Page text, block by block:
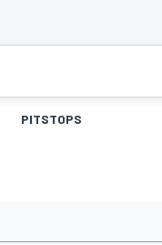
PITSTOPS